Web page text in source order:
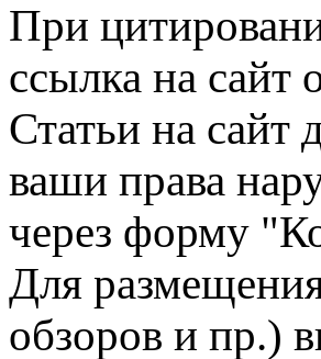
При
ссылка на сайт
Статьи на сайт
ваши права
через форму
Для
обзоров и пр.)